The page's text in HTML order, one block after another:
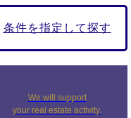
条件を指定して探す
We will support
your real estate activity.